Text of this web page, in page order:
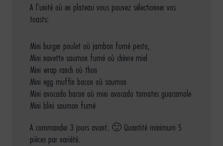
A l’unité où en plateau vous pouvez sélectionner vos
toasts:
Mini burger poulet où jambon fumé pesto,
Mini navette saumon fumé où chèvre miel
Mini wrap ranch où thon
Mini egg muffin bacon où saumon
Mini avocado bacon où mini avocado tomates guacamole
Mini blini saumon fumé
A commander 3 jours avant. 🙂 Quantité minimum 5
pièces par variété.